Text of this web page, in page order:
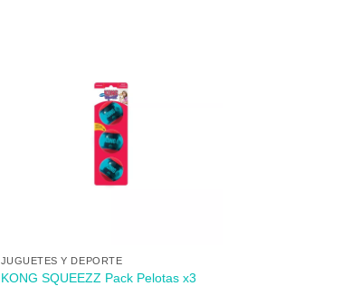
JUGUETES Y DEPORTE
KONG SQUEEZZ Pack Pelotas x3